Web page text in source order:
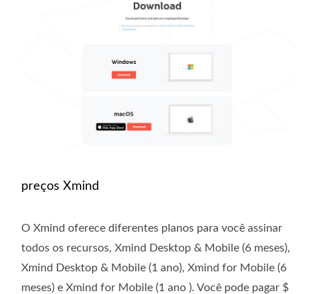
preços Xmind
O Xmind oferece diferentes planos para você assinar
todos os recursos, Xmind Desktop & Mobile (6 meses),
Xmind Desktop & Mobile (1 ano), Xmind for Mobile (6
meses) e Xmind for Mobile (1 ano ). Você pode pagar $